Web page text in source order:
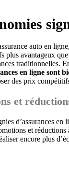
auto en
plus avantageux
traditionnelles.
en ligne sont
des prix
et
d’assurances en
et réductions
encore plus